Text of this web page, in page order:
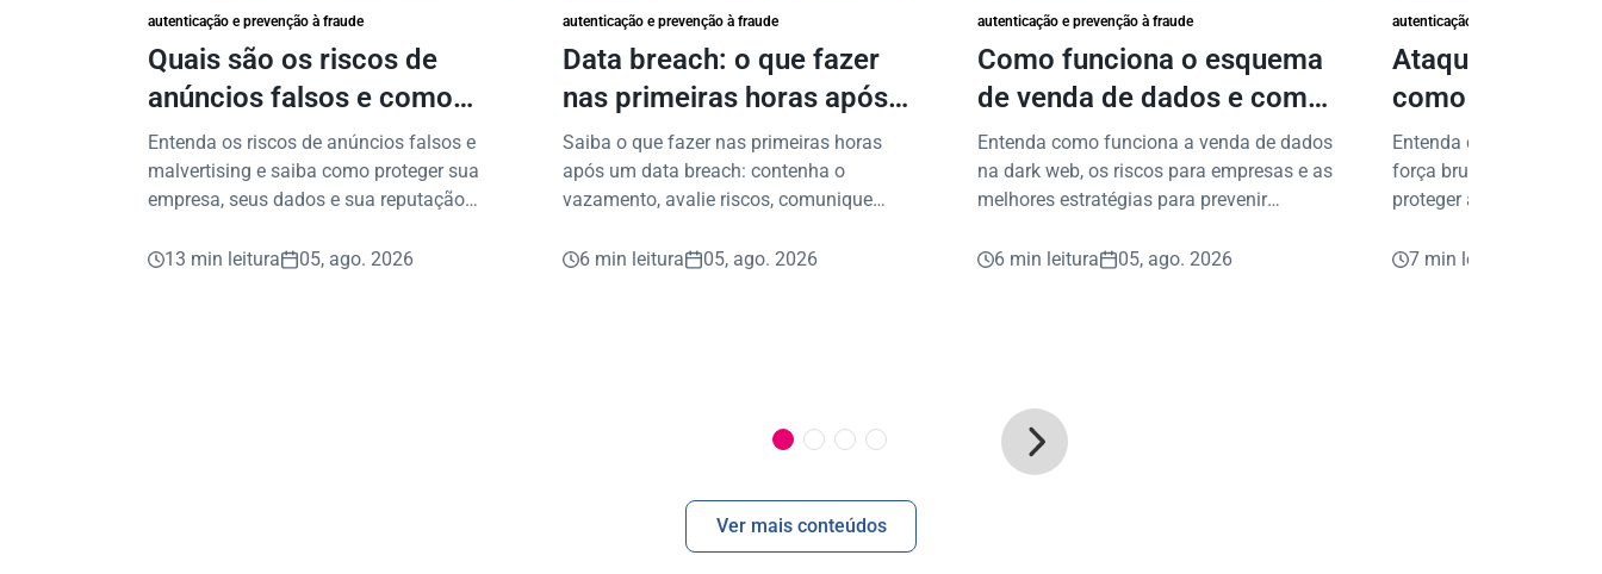
autenticação e prevenção à fraude
Quais são os riscos de
anúncios falsos e como
proteger seu negócio?
Entenda os riscos de anúncios falsos e
malvertising e saiba como proteger sua
empresa, seus dados e sua reputação
13 min leitura
05, ago. 2026
autenticação e prevenção à fraude
Data breach: o que fazer
nas primeiras horas após
vazamento de dados?
Saiba o que fazer nas primeiras horas
após um data breach: contenha o
vazamento, avalie riscos, comunique
6 min leitura
05, ago. 2026
autenticação e prevenção à fraude
Como funciona o esquema
de venda de dados e como
proteger sua empresa?
Entenda como funciona a venda de dados
na dark web, os riscos para empresas e as
melhores estratégias para prevenir
6 min leitura
05, ago. 2026
autenticação e prevenção à
Ataques de
como proteger
dados digitais
Entenda como
força bruta e conheça
proteger acessos,
7 min leitura
Ver mais conteúdos